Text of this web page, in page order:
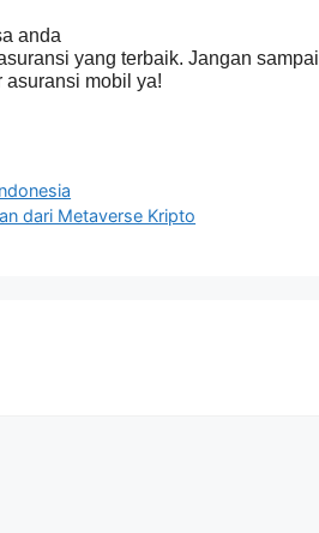
anda
yang terbaik. Jangan sampai
asuransi mobil ya!
dari Metaverse Kripto